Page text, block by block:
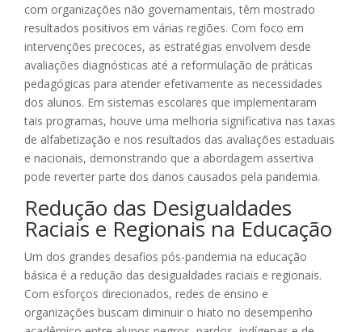
com organizações não governamentais, têm mostrado
resultados positivos em várias regiões. Com foco em
intervenções precoces, as estratégias envolvem desde
avaliações diagnósticas até a reformulação de práticas
pedagógicas para atender efetivamente as necessidades
dos alunos. Em sistemas escolares que implementaram
tais programas, houve uma melhoria significativa nas taxas
de alfabetização e nos resultados das avaliações estaduais
e nacionais, demonstrando que a abordagem assertiva
pode reverter parte dos danos causados pela pandemia.
Redução das Desigualdades
Raciais e Regionais na Educação
Um dos grandes desafios pós-pandemia na educação
básica é a redução das desigualdades raciais e regionais.
Com esforços direcionados, redes de ensino e
organizações buscam diminuir o hiato no desempenho